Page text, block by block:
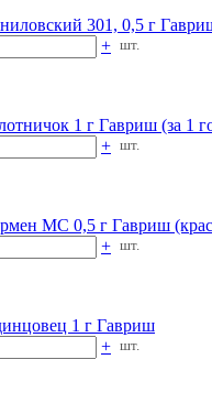
301, 0,5 г
+ шт.
1 г Гавриш (за 1
+ шт.
МС 0,5 г Гавриш
+ шт.
1 г Гавриш
+ шт.